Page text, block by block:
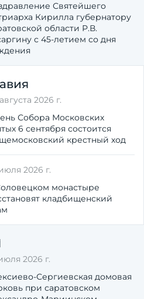
Святейшего
Кирилла губернатору
области Р.В.
с 45-летием со дня
2026 г.
Собора Московских
6 сентября состоится
крестный ход
2026 г.
монастыре
кладбищенский
2026 г.
Сергиевская домовая
при саратовском